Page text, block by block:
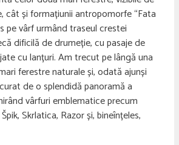
cât și formațiunii antropomorfe “Fata
pe vârf urmând traseul crestei
dificilă de drumeție, cu pasaje de
cu lanțuri. Am trecut pe lângă una
ferestre naturale și, odată ajunși
de o splendidă panoramă a
vârfuri emblematice precum
Skrlatica, Razor și, bineînțeles,